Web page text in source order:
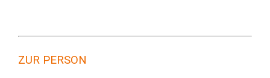
ZUR PERSON